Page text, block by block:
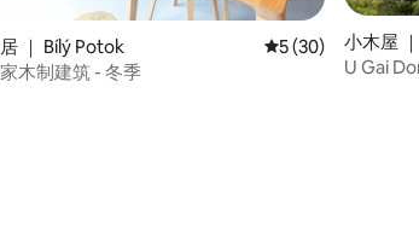
满分 5 分），共 84 条评价
｜ Bílý Potok 平均评分 5 分（满
5 (30)
木制建筑 - 冬季
小木屋
U Gai